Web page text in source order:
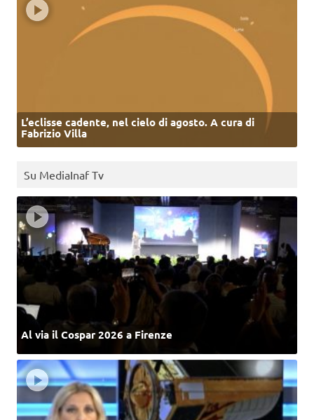
L’eclisse cadente, nel cielo di agosto. A cura di
Fabrizio Villa
Su MediaInaf Tv
Al via il Cospar 2026 a Firenze